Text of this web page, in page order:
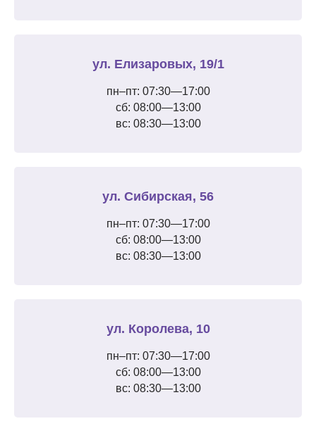
ул. Елизаровых, 19/1
пн–пт: 07:30—17:00
сб: 08:00—13:00
вс: 08:30—13:00
ул. Сибирская, 56
пн–пт: 07:30—17:00
сб: 08:00—13:00
вс: 08:30—13:00
ул. Королева, 10
пн–пт: 07:30—17:00
сб: 08:00—13:00
вс: 08:30—13:00